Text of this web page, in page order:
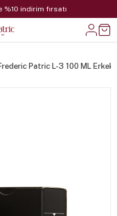
%10 indirim fırsatı
Patric L-3 100 ML Erkek